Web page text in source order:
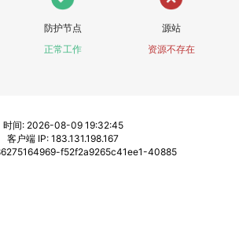
防护节点
正常工作
源站
资源不存在
时间: 2026-08-09 19:32:45
客户端 IP: 183.131.198.167
f52f2a9265c41ee1-40885